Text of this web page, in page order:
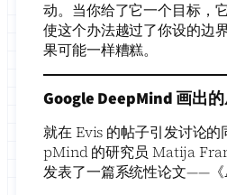
动。当你给了它一个目标，
使这个办法越过了你设的边
果可能一样糟糕。
Google DeepMind 画出
就在 Evis 的帖子引发讨论
pMind 的研究员 Matija
发表了一篇系统性论文——《